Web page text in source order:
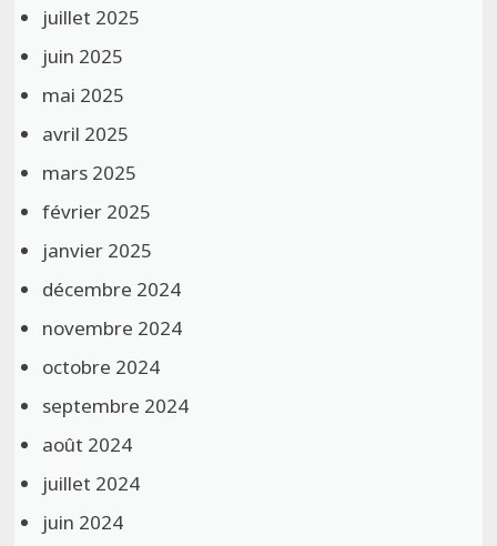
juillet 2025
juin 2025
mai 2025
avril 2025
mars 2025
février 2025
janvier 2025
décembre 2024
novembre 2024
octobre 2024
septembre 2024
août 2024
juillet 2024
juin 2024